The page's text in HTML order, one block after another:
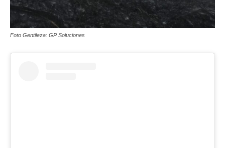
Foto Gentileza: GP Soluciones